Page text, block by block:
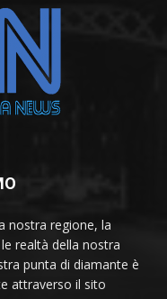
nostra regione, la
realtà della nostra
punta di diamante è
attraverso il sito